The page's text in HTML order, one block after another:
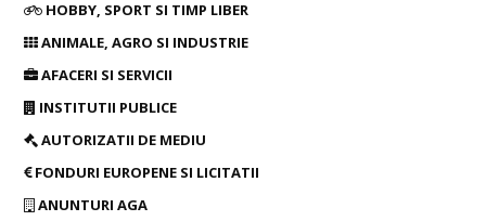
HOBBY, SPORT SI TIMP LIBER
ANIMALE, AGRO SI INDUSTRIE
AFACERI SI SERVICII
INSTITUTII PUBLICE
AUTORIZATII DE MEDIU
FONDURI EUROPENE SI LICITATII
ANUNTURI AGA